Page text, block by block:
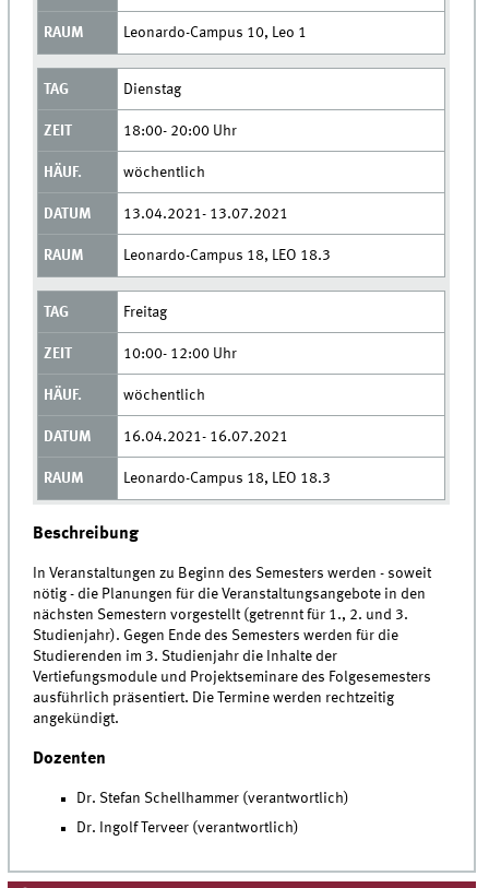
Leonardo-Campus 10, Leo 1
Dienstag
18:00- 20:00 Uhr
wöchentlich
13.04.2021- 13.07.2021
Leonardo-Campus 18, LEO 18.3
Freitag
10:00- 12:00 Uhr
wöchentlich
16.04.2021- 16.07.2021
Leonardo-Campus 18, LEO 18.3
Beschreibung
In Veranstaltungen zu Beginn des Semesters werden - soweit
nötig - die Planungen für die Veranstaltungsangebote in den
nächsten Semestern vorgestellt (getrennt für 1., 2. und 3.
Studienjahr). Gegen Ende des Semesters werden für die
Studierenden im 3. Studienjahr die Inhalte der
Vertiefungsmodule und Projektseminare des Folgesemesters
ausführlich präsentiert. Die Termine werden rechtzeitig
angekündigt.
Dozenten
Dr. Stefan Schellhammer (verantwortlich)
Dr. Ingolf Terveer (verantwortlich)